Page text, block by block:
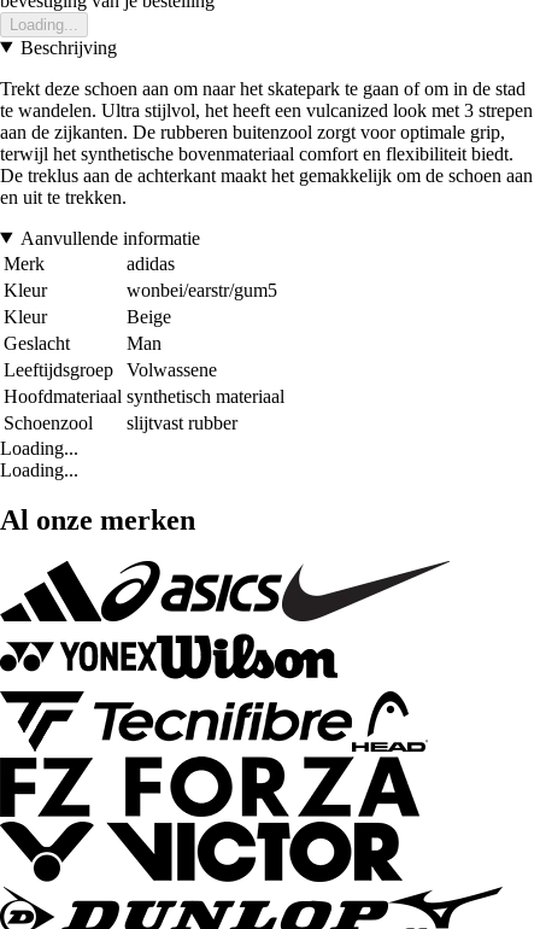
Loading...
Beschrijving
Trekt deze schoen aan om naar het skatepark te gaan of om in de stad
te wandelen. Ultra stijlvol, het heeft een vulcanized look met 3 strepen
aan de zijkanten. De rubberen buitenzool zorgt voor optimale grip,
terwijl het synthetische bovenmateriaal comfort en flexibiliteit biedt.
De treklus aan de achterkant maakt het gemakkelijk om de schoen aan
en uit te trekken.
Aanvullende informatie
Merk
adidas
Kleur
wonbei/earstr/gum5
Kleur
Beige
Geslacht
Man
Leeftijdsgroep
Volwassene
Hoofdmateriaal synthetisch materiaal
Schoenzool
slijtvast rubber
Loading...
Loading...
Al onze merken